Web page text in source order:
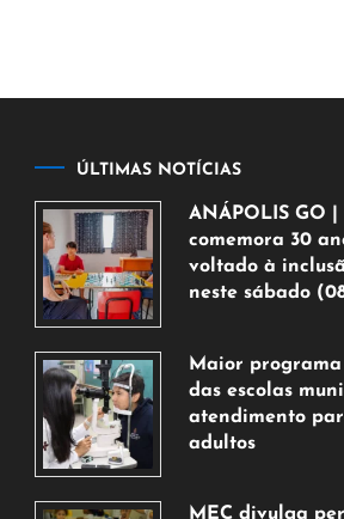
ÚLTIMAS NOTÍCIAS
ANÁPOLIS GO |
comemora 30
voltado à
neste sábado
de
agosto
de
2026
Maior programa
das escolas
atendimento
adultos
de
MEC divulga